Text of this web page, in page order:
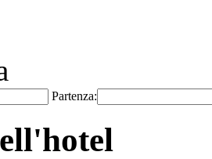
Partenza: